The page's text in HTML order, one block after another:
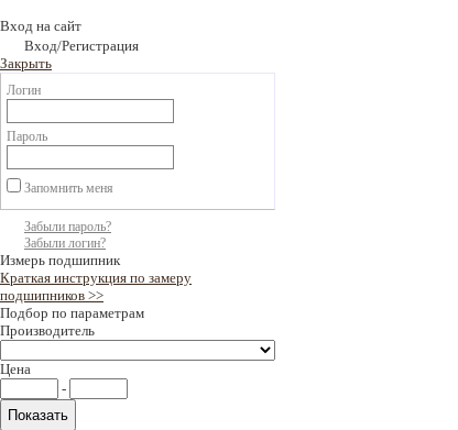
Вход на сайт
Вход/Регистрация
Закрыть
Логин
Пароль
Запомнить меня
Забыли пароль?
Забыли логин?
Измерь подшипник
Краткая инструкция по замеру
подшипников >>
Подбор по параметрам
Производитель
Цена
-